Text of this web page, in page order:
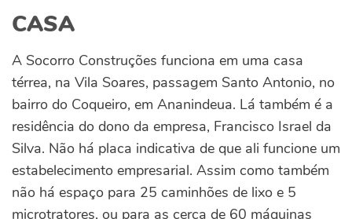
CASA
A Socorro Construções funciona em uma casa
térrea, na Vila Soares, passagem Santo Antonio, no
bairro do Coqueiro, em Ananindeua. Lá também é a
residência do dono da empresa, Francisco Israel da
Silva. Não há placa indicativa de que ali funcione um
estabelecimento empresarial. Assim como também
não há espaço para 25 caminhões de lixo e 5
microtratores, ou para as cerca de 60 máquinas